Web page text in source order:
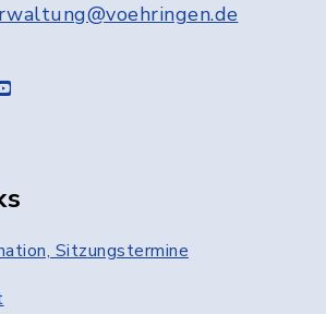
youtube
Sitzungstermine